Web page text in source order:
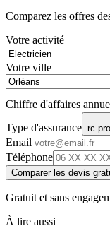
Comparez les offres
Votre activité
Votre ville
Chiffre d'affaires
Type d'assurance rc-pro
Email
Téléphone
Comparer les devis
Gratuit et sans
À lire aussi